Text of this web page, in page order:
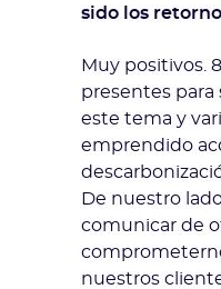
sido los
Muy positivos.
presentes para
este tema y
emprendido
De nuestro
comunicar de
nuestros